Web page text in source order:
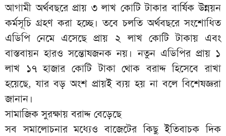
আগামী অর্থবছরে প্রায় ৩ লাখ কোটি টাকার বার্ষিক উন্নয়ন
কর্মসূচি গ্রহণ করা হচ্ছে। তবে চলতি অর্থবছরে সংশোধিত
এডিপি নেমে এসেছে প্রায় ২ লাখ কোটি টাকায় এবং
বাস্তবায়ন হারও সন্তোষজনক নয়। নতুন এডিপির প্রায় ১
লাখ ১৭ হাজার কোটি টাকা থোক বরাদ্দ হিসেবে রাখা
হয়েছে, যার বড় অংশ প্রায়ই ব্যয় হয় না বলে বিশেষজ্ঞরা
জানান।
সামাজিক সুরক্ষায় বরাদ্দ বেড়েছে
সব সমালোচনার মধ্যেও বাজেটের কিছু ইতিবাচক দিক